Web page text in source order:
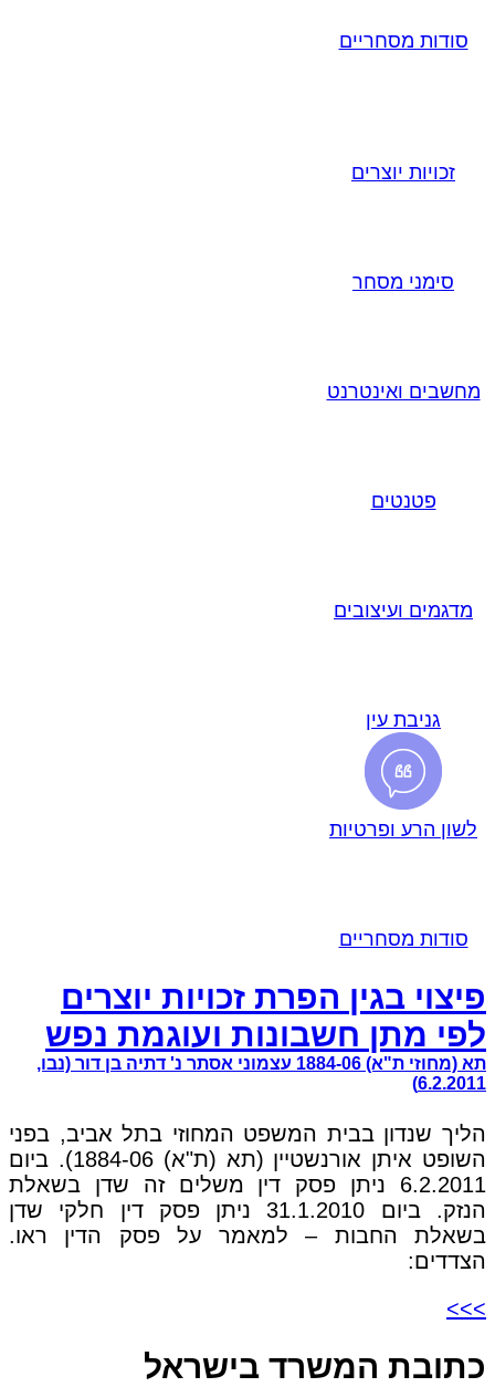
סודות מסחריים
זכויות יוצרים
סימני מסחר
מחשבים ואינטרנט
פטנטים
מדגמים ועיצובים
גניבת עין
לשון הרע ופרטיות
סודות מסחריים
פיצוי בגין הפרת זכויות יוצרים
לפי מתן חשבונות ועוגמת נפש
תא (מחוזי ת"א) 1884-06 עצמוני אסתר נ' דתיה בן דור (נבו,
6.2.2011)
הליך שנדון בבית המשפט המחוזי בתל אביב, בפני
השופט איתן אורנשטיין (תא (ת"א) 1884-06). ביום
6.2.2011 ניתן פסק דין משלים זה שדן בשאלת
הנזק. ביום 31.1.2010 ניתן פסק דין חלקי שדן
בשאלת החבות – למאמר על פסק הדין ראו.
הצדדים:
>>>
כתובת המשרד בישראל